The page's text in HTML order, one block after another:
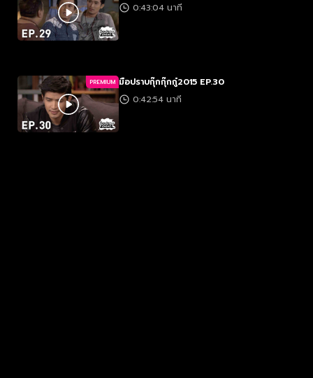
0:43:04 นาที
PREMIUM มือปราบกุ๊กกุ๊กกู๋2015 EP.30
0:42:54 นาที